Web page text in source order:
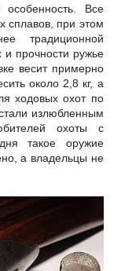
Все
сплавов, при этом
традиционной
и прочности ружье
весит примерно
около 2,8 кг, а
ходовых охот по
излюбленным
охоты с
такое оружие
а владельцы не